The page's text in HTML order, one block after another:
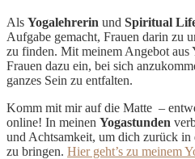
Als Yogalehrerin und Spiritual
Aufgabe gemacht, Frauen darin zu
zu finden. Mit meinem Angebot aus
Frauen dazu ein, bei sich
ganzes Sein zu entfalten.
Komm mit mir auf die Matte –
online! In meinen Yogastunden
und Achtsamkeit, um dich zurück
zu bringen. Hier geht’s zu meinem